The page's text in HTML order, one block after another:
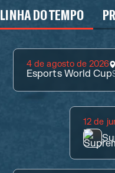
LINHA DO TEMPO
4 de agosto de 2026
Esports World Cup
12 de